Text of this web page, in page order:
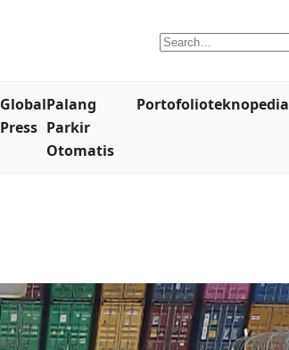
Global
Press
Palang
Parkir
Otomatis
Portofolioteknopedia